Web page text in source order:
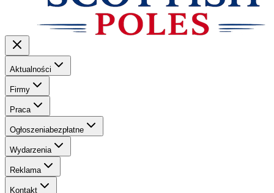
Aktualności
Firmy
Praca
Ogłoszeniabezpłatne
Wydarzenia
Reklama
Kontakt